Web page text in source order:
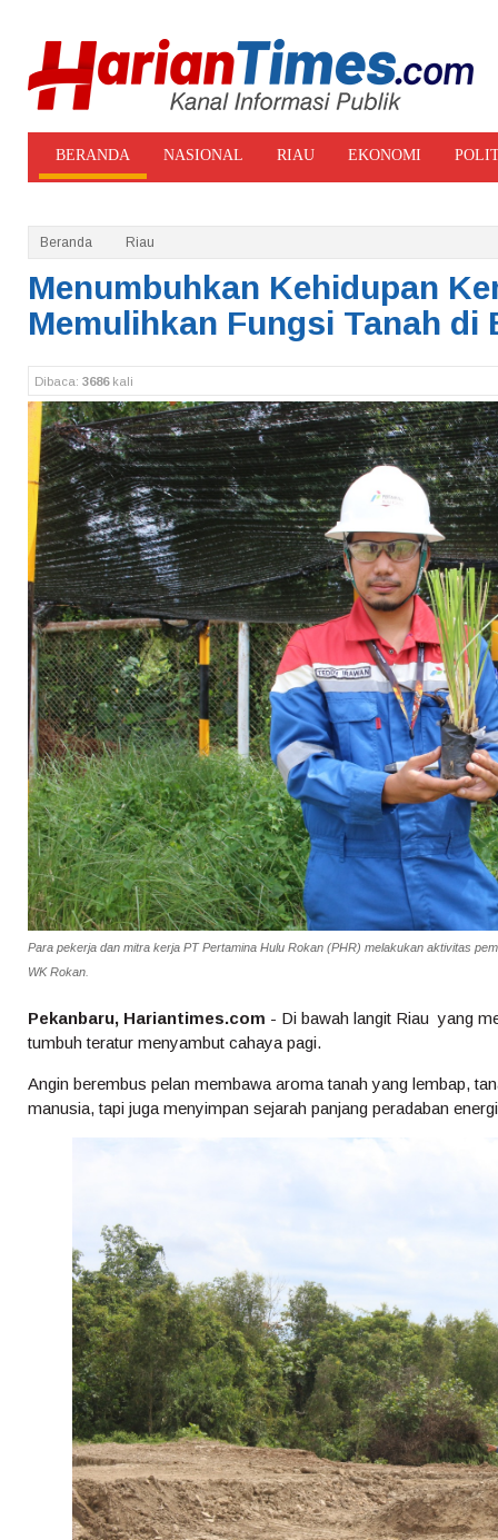
BERANDA NASIONAL RIAU EKONOMI
Beranda Riau
Menumbuhkan Kehidupan
Memulihkan Fungsi Tanah di
Dibaca: 3686kali
Para pekerja dan mitra kerja PT Pertamina Hulu Rokan (PHR) melakukan aktivitas
WK Rokan.
Pekanbaru, Hariantimes.com - Di bawah langit Riau yang
tumbuh teratur menyambut cahaya pagi.
Angin berembus pelan membawa aroma tanah yang lembap,
manusia, tapi juga menyimpan sejarah panjang peradaban